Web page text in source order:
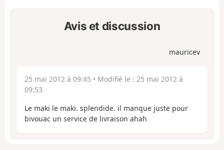
Avis et discussion
mauricev
25 mai 2012 à 09:45 • Modifié le : 25 mai 2012 à
09:53
Le maki le maki. splendide. il manque juste pour
bivouac un service de livraison ahah